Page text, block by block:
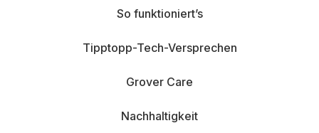
So funktioniert’s
Tipptopp-Tech-Versprechen
Grover Care
Nachhaltigkeit